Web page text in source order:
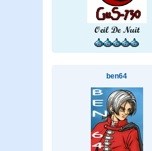
Oeil De Nuit
ben64